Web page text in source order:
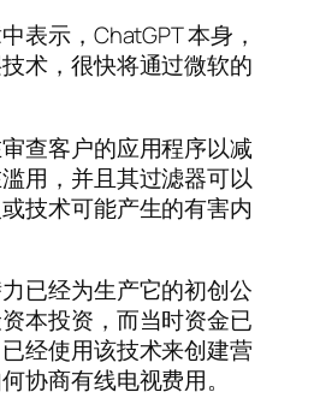
表示，ChatGPT 本身，
术，很快将通过微软的
查客户的应用程序以减
用，并且其过滤器可以
技术可能产生的有害内
已经为生产它的初创公
本投资，而当时资金已
经使用该技术来创建营
协商有线电视费用。